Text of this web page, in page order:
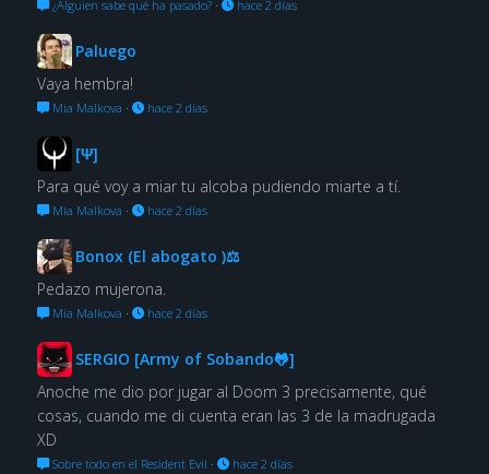
¿Alguien sabe qué ha pasado?· hace 2 días
Paluego
Vaya hembra!
Mia Malkova · hace 2 días
[Ψ]
Para qué voy a miar tu alcoba pudiendo miarte a tí.
Mia Malkova · hace 2 días
Bonox (El abogato )⚖
Pedazo mujerona.
Mia Malkova · hace 2 días
SERGIO [Army of Sobando🐸]
Anoche me dio por jugar al Doom 3 precisamente, qué
cosas, cuando me di cuenta eran las 3 de la madrugada
XD
Sobre todo en el Resident Evil · hace 2 días